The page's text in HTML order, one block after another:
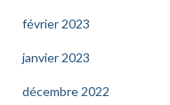
février 2023
janvier 2023
décembre 2022